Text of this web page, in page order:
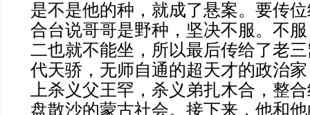
是不是他的种，就成了悬案。要传
合台说哥哥是野种，坚决不服。不
二也就不能坐，所以最后传给了老
代天骄，无师自通的超天才的政治
上杀义父王罕，杀义弟扎木合，整
盘散沙的蒙古社会。接下来，他和